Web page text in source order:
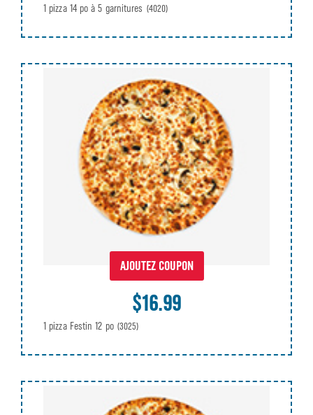
1 pizza 14 po à 5 garnitures (4020)
AJOUTEZ COUPON
$16.99
1 pizza Festin 12 po (3025)